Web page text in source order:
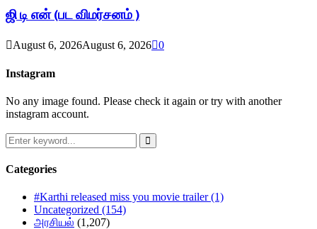
ஜி டி என் (பட விமர்சனம் )
August 6, 2026August 6, 2026 0
Instagram
No any image found. Please check it again or try with another
instagram account.
Search
for:
Search
Categories
#Karthi released miss you movie trailer(1)
Uncategorized (154)
அரசியல் (1,207)